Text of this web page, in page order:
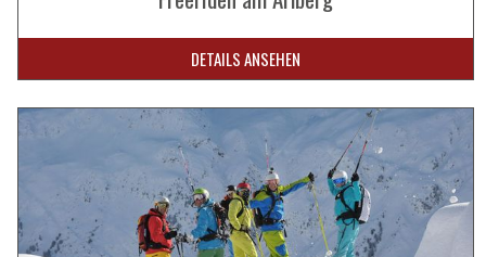
DETAILS ANSEHEN